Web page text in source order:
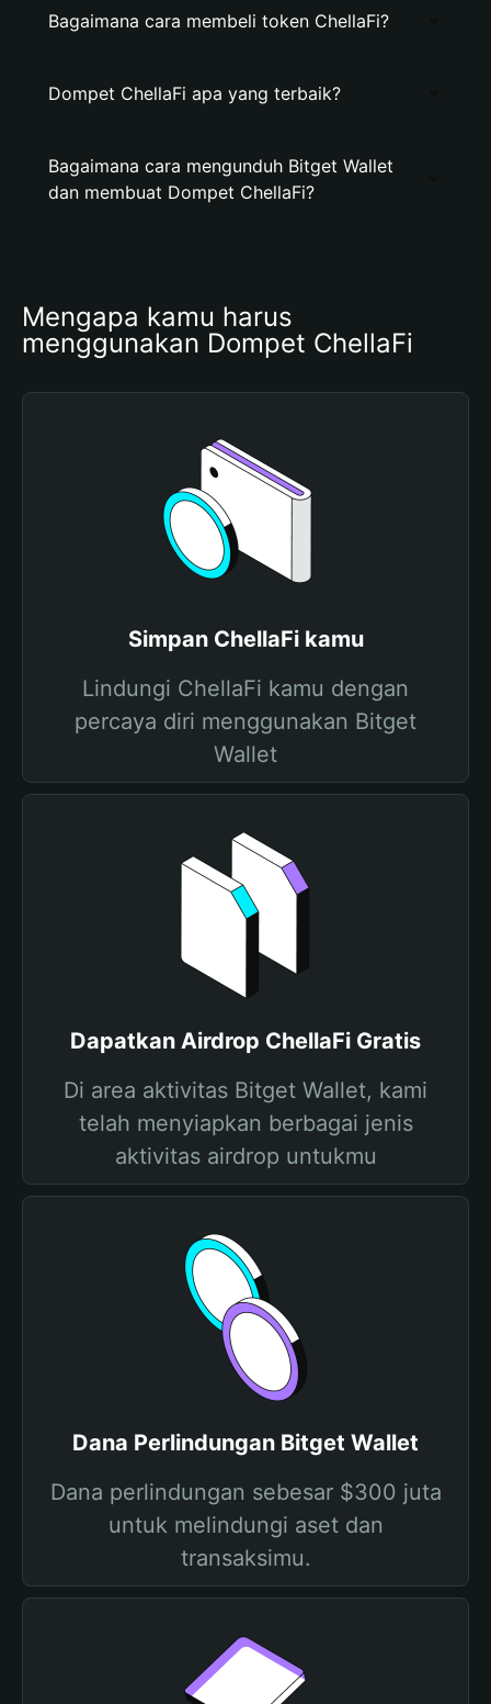
Bagaimana cara membeli token ChellaFi?
Dompet ChellaFi apa yang terbaik?
Bagaimana cara mengunduh Bitget Wallet
dan membuat Dompet ChellaFi?
Mengapa kamu harus
menggunakan Dompet ChellaFi
Simpan ChellaFi kamu
Lindungi ChellaFi kamu dengan
percaya diri menggunakan Bitget
Wallet
Dapatkan Airdrop ChellaFi Gratis
Di area aktivitas Bitget Wallet, kami
telah menyiapkan berbagai jenis
aktivitas airdrop untukmu
Dana Perlindungan Bitget Wallet
Dana perlindungan sebesar $300 juta
untuk melindungi aset dan
transaksimu.